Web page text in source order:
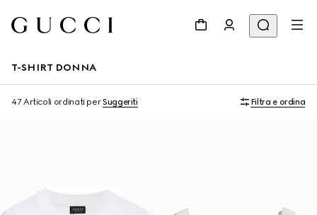
T-SHIRT DONNA
47 Articoli ordinati perSuggeriti Filtra e ordina